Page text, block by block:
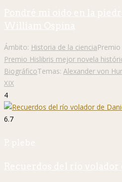
Pondré mi oído en la
William Ospina
Ámbito: Historia de la ciencia
Premio Hislibris mejor novela
BiográficoTemas: Alexander von
XIX
4
6.7
P. plebe
Recuerdos del río